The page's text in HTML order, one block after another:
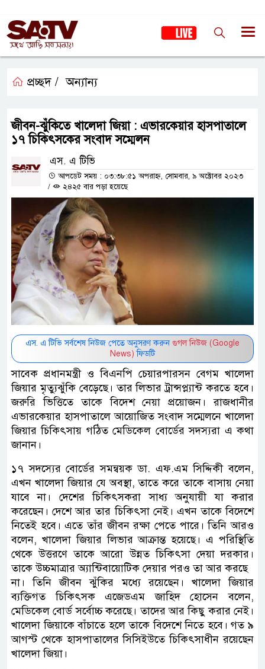
প্রচ্ছদ / অন্যান্য
জীবন-ঝুঁকিতে খালেদা জিয়া : এভারকেয়ার হাসপাতালে
১৭ চিকিৎসকের সংবাদ সম্মেলন
এস. এ টিভি
আপডেট সময় : ০৩:৩৮:৫১ অপরাহ্ন, সোমবার, ৯ অক্টোবর ২০২৩
/
২৪২৫ বার পড়া হয়েছে
এস. এ টিভি সর্বশেষ নিউজ পেতে অনুসরণ করুন গুগল নিউজ (Google
News) ফিডটি
সাবেক প্রধানমন্ত্রী ও বিএনপি চেয়ারপারসন বেগম খালেদা
জিয়ার মৃত্যুঝুঁকি বেড়েছে। তার লিভার ট্রান্সপ্ল্যান্ট করতে হবে।
জরুরি ভিত্তিতে তাকে বিদেশ নেয়া প্রয়োজন। রাজধানীর
এভারকেয়ার হাসপাতালে আয়োজিত সংবাদ সম্মেলনে খালেদা
জিয়ার চিকিৎসায় গঠিত মেডিকেল বোর্ডের সদস্যরা এ কথা
জানান।
১৭ সদস্যের বোর্ডের সমন্বয়ক ডা. এফ.এম সিদ্দিকী বলেন,
এখন খালেদা জিয়ার যে অবস্থা, তাতে করে তাকে বাসায় নেয়া
যাবে না। দেশের চিকিৎসকরা সাধ্য অনুযায়ী যা করার
করেছেন। দেশে আর তার চিকিৎসা নেই। এখন তাকে বিদেশে
নিতেই হবে। এতে তাঁর জীবন রক্ষা পেতে পারে। তিনি আরও
বলেন, খালেদা জিয়ার লিভার আক্রান্ত হয়েছে। এ পরিস্থিতি
থেকে উত্তরণে তাকে আরো উন্নত চিকিৎসা দেয়া দরকার।
তাকে উচ্চমাত্রার অ্যান্টিবায়োটিক দেয়ার পরও তা আর করছে
না। তিনি জীবন ঝুঁকির মধ্যে রয়েছেন। খালেদা জিয়ার
ব্যক্তিগত চিকিৎসক এজেডএম জাহিদ হোসেন বলেন,
মেডিকেল বোর্ড সর্বোচ্চ করেছে। তাদের আর কিছু করার নেই।
খালেদা জিয়াকে বাঁচাতে হলে তাকে বিদেশে নিতে হবে। গত ৯
আগস্ট থেকে হাসপাতালের সিসিইউতে চিকিৎসাধীন রয়েছেন
খালেদা জিয়া।